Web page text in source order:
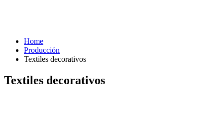
Home
Producción
Textiles decorativos
Textiles decorativos